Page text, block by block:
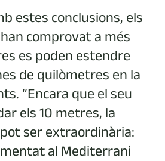
estes conclusions, els
comprovat a més
es poden estendre
de quilòmetres en la
“Encara que el seu
els 10 metres, la
ser extraordinària:
al Mediterrani